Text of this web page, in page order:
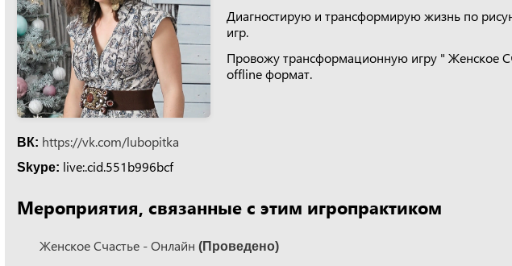
Диагностирую и трансформирую жизнь по
игр.
Провожу трансформационную игру " Женское
offline формат.
ВК: https://vk.com/lubopitka
Skype: live:.cid.551b996bcf
Мероприятия, связанные с этим игропрактиком
Женское Счастье - Онлайн (Проведено)